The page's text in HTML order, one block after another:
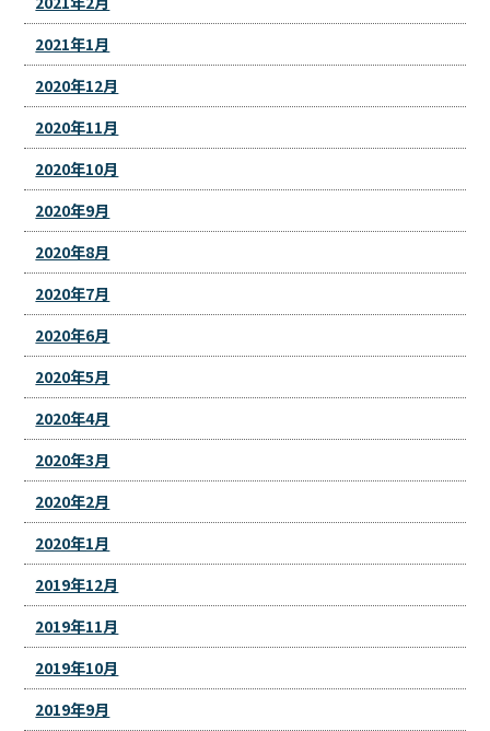
2021年1月
2020年12月
2020年11月
2020年10月
2020年9月
2020年8月
2020年7月
2020年6月
2020年5月
2020年4月
2020年3月
2020年2月
2020年1月
2019年12月
2019年11月
2019年10月
2019年9月